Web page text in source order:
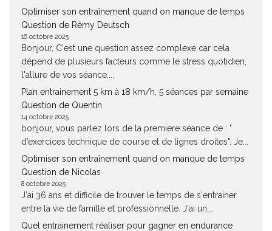
Optimiser son entraînement quand on manque de temps
Question de Rémy Deutsch
16 octobre 2025
Bonjour, C'est une question assez complexe car cela
dépend de plusieurs facteurs comme le stress quotidien,
l'allure de vos séance,...
Plan entrainement 5 km à 18 km/h, 5 séances par semaine
Question de Quentin
14 octobre 2025
bonjour, vous parlez lors de la premiere séance de : "
d’exercices technique de course et de lignes droites". Je...
Optimiser son entraînement quand on manque de temps
Question de Nicolas
8 octobre 2025
J'ai 36 ans et difficile de trouver le temps de s'entrainer
entre la vie de famille et professionnelle. J'ai un...
Quel entrainement réaliser pour gagner en endurance